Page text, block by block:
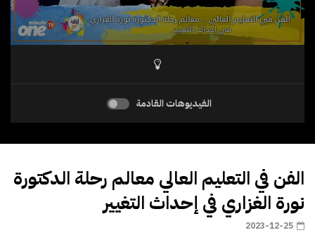
الفيديوهات القادمة
الفن في التعليم العالي معالم رحلة الدكتورة
نورة الغزاري في إحداث التغيير
2023-12-25